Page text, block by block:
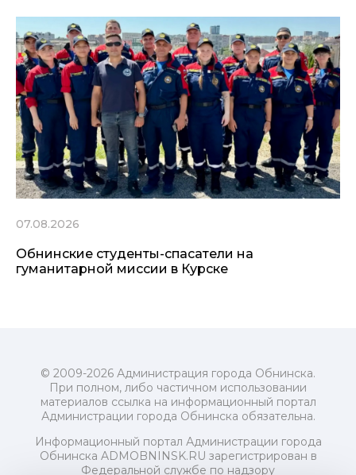
07.08.2026
Обнинские студенты-спасатели на
гуманитарной миссии в Курске
© 2009-2026 Администрация города Обнинска.
При полном, либо частичном использовании
материалов ссылка на информационный портал
Администрации города Обнинска обязательна.
Информационный портал Администрации города
Обнинска ADMOBNINSK.RU зарегистрирован в
Федеральной службе по надзору